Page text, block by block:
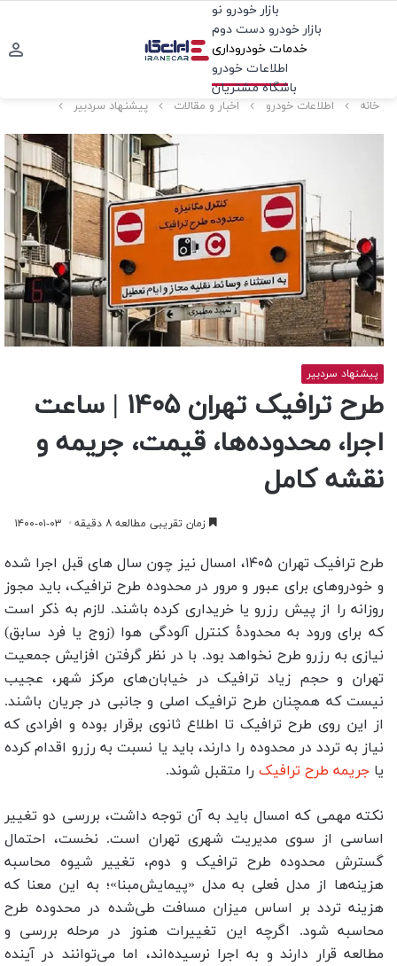
بازار خودرو نو
بازار خودرو دست دوم
خدمات خودروداری
اطلاعات خودرو
باشگاه مشتریان
خانه اطلاعات خودرو اخبار و مقالات پیشنهاد سردبیر
پیشنهاد سردبیر
طرح ترافیک تهران ۱۴۰۵ | ساعت
اجرا، محدوده‌ها، قیمت، جریمه و
نقشه کامل
۱۴۰۰-۰۱-۰۳ زمان تقریبی مطالعه ۸ دقیقه
طرح ترافیک تهران ۱۴۰۵، امسال نیز چون سال های قبل اجرا شده
و خودروهای برای عبور و مرور در محدوده طرح ترافیک، باید مجوز
روزانه را از پیش رزرو یا خریداری کرده باشند. لازم به ذکر است
که برای ورود به محدودۀ کنترل آلودگی هوا (زوج یا فرد سابق)
نیازی به رزرو طرح نخواهد بود. با در نظر گرفتن افزایش جمعیت
تهران و حجم زیاد ترافیک در خیابان‌های مرکز شهر، عجیب
نیست که همچنان طرح ترافیک اصلی و جانبی در جریان باشند.
از این روی طرح ترافیک تا اطلاع ثانوی برقرار بوده و افرادی که
نیاز به تردد در محدوده را دارند، باید یا نسبت به رزرو اقدام کرده
یا جریمه طرح ترافیک را متقبل شوند.
نکته مهمی که امسال باید به آن توجه داشت، بررسی دو تغییر
اساسی از سوی مدیریت شهری تهران است. نخست، احتمال
گسترش محدوده طرح ترافیک و دوم، تغییر شیوه محاسبه
هزینه‌ها از مدل فعلی به مدل «پیمایش‌مبنا»؛ به این معنا که
هزینه تردد بر اساس میزان مسافت طی‌شده در محدوده طرح
محاسبه شود. اگرچه این تغییرات هنوز در مرحله بررسی و
مطالعه قرار دارند و به اجرا نرسیده‌اند، اما می‌توانند در آینده